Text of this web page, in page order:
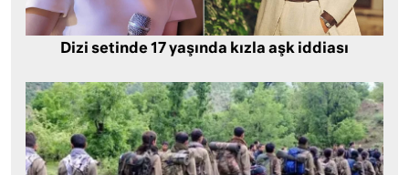
Dizi setinde 17 yaşında kızla aşk iddiası